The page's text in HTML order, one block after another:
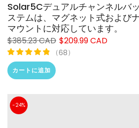
Solar5Cデュアルチャンネルバ
ステムは、マグネット式および
マウントに対応しています。
$385.23 CAD $209.99 CAD
（68）
カートに追加
-24%